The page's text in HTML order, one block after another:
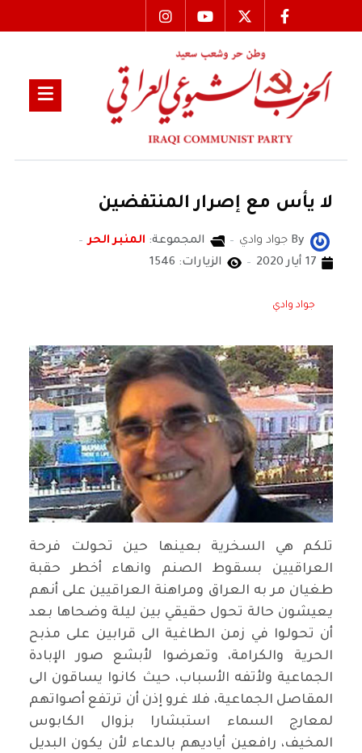
لا يأس مع إصرار المنتفضين
By جواد وادي المجموعة: المنبر الحر
17 أيار 2020
الزيارات: 1546
جواد وادي
تلكم هي السخرية بعينها حين تحولت فرحة
العراقيين بسقوط الصنم وانهاء أخطر حقبة
طغيان مر به العراق ومراهنة العراقيين على أنهم
يعيشون حالة تحول حقيقي بين ليلة وضحاها بعد
أن تحولوا في زمن الطاغية الى قرابين على مذبح
الحرية والكرامة، وتعرضوا لأبشع صور الإبادة
الجماعية ولأتفه الأسباب، حيث كانوا يساقون الى
المقاصل الجماعية، فلا غرو إذن أن ترتفع أصواتهم
لمعارج السماء استبشارا بزوال الكابوس
المخيف، رافعين أياديهم بالدعاء لأن يكون البديل